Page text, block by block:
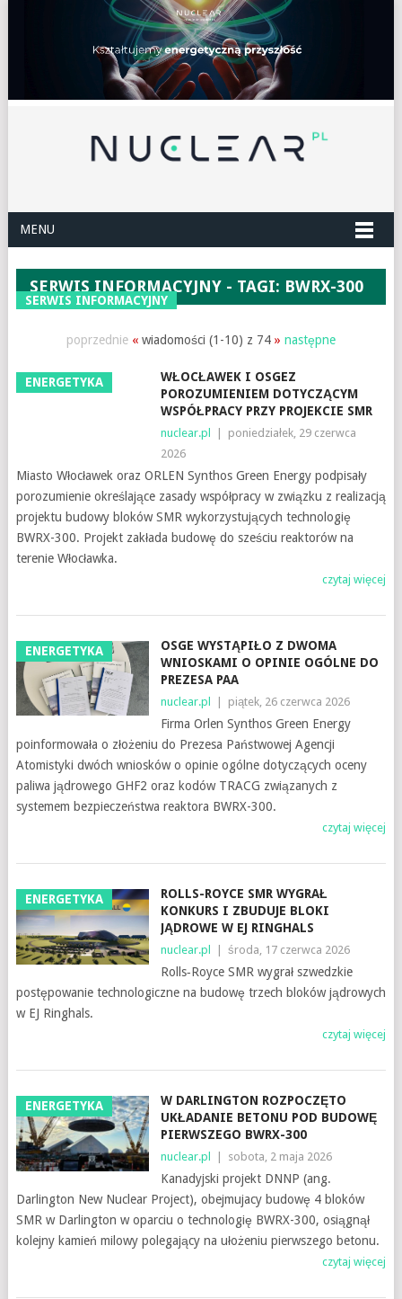
MENU
SERWIS INFORMACYJNY - TAGI: BWRX-300
poprzednie «wiadomości (1-10) z 74 » następne
ENERGETYKA
WŁOCŁAWEK I OSGEZ
POROZUMIENIEM DOTYCZĄCYM
WSPÓŁPRACY PRZY PROJEKCIE SMR
nuclear.pl
poniedziałek, 29 czerwca
2026
Miasto Włocławek oraz ORLEN Synthos Green Energy podpisały
porozumienie określające zasady współpracy w związku z realizacją
projektu budowy bloków SMR wykorzystujących technologię
BWRX-300. Projekt zakłada budowę do sześciu reaktorów na
terenie Włocławka.
czytaj więcej
ENERGETYKA
OSGE WYSTĄPIŁO Z DWOMA
WNIOSKAMI O OPINIE OGÓLNE DO
PREZESA PAA
nuclear.pl piątek, 26 czerwca 2026
Firma Orlen Synthos Green Energy
poinformowała o złożeniu do Prezesa Państwowej Agencji
Atomistyki dwóch wniosków o opinie ogólne dotyczących oceny
paliwa jądrowego GHF2 oraz kodów TRACG związanych z
systemem bezpieczeństwa reaktora BWRX-300.
czytaj więcej
ENERGETYKA
ROLLS-ROYCE SMR WYGRAŁ
KONKURS I ZBUDUJE BLOKI
JĄDROWE W EJ RINGHALS
nuclear.pl środa, 17 czerwca 2026
Rolls‑Royce SMR wygrał szwedzkie
postępowanie technologiczne na budowę trzech bloków jądrowych
w EJ Ringhals.
czytaj więcej
ENERGETYKA
W DARLINGTON ROZPOCZĘTO
UKŁADANIE BETONU POD BUDOWĘ
PIERWSZEGO BWRX-300
nuclear.pl sobota, 2 maja 2026
Kanadyjski projekt DNNP (ang.
Darlington New Nuclear Project), obejmujacy budowę 4 bloków
SMR w Darlington w oparciu o technologię BWRX-300, osiągnął
kolejny kamień milowy polegający na ułożeniu pierwszego betonu.
czytaj więcej
SERWIS INFORMACYJNY